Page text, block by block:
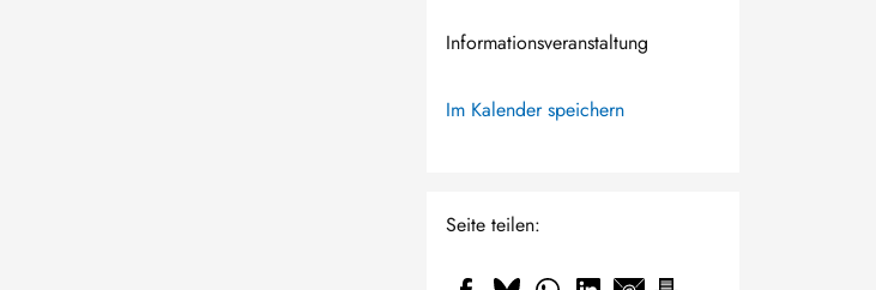
Informationsveranstaltung
Im Kalender speichern
Seite teilen: